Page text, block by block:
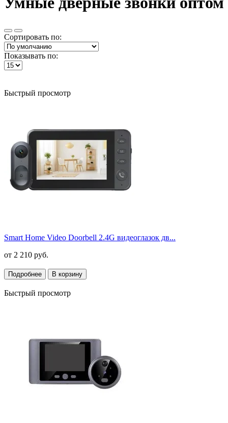
Сортировать по:
Показывать по:
Быстрый просмотр
Smart Home Video Doorbell 2.4G видеоглазок дв...
от 2 210 руб.
Подробнее В корзину
Быстрый просмотр